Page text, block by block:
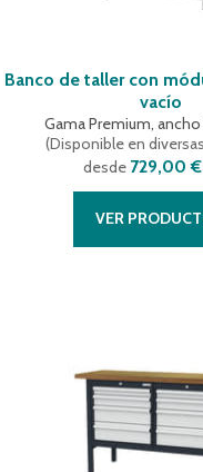
Banco de taller con
vacío
Gama Premium,
(Disponible en
desde 729,00 €
VER